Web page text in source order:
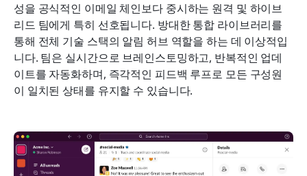
성을 공식적인 이메일 체인보다 중시하는 원격 및 하이브
리드 팀에게 특히 선호됩니다. 방대한 통합 라이브러리를
통해 전체 기술 스택의 알림 허브 역할을 하는 데 이상적입
니다. 팀은 실시간으로 브레인스토밍하고, 반복적인 업데
이트를 자동화하며, 즉각적인 피드백 루프로 모든 구성원
이 일치된 상태를 유지할 수 있습니다.